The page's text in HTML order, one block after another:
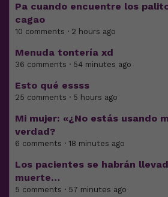
Pa cuando encuentre los
cagao
10 comments · 2 hours ago
Menuda tontería xd
36 comments · 54 minutes ago
Esto qué essss
25 comments · 5 hours ago
Mi mujer: «¿No estás usando
verdad?
6 comments · 18 minutes ago
Los pacientes se habrán
muerte…
5 comments · 57 minutes ago